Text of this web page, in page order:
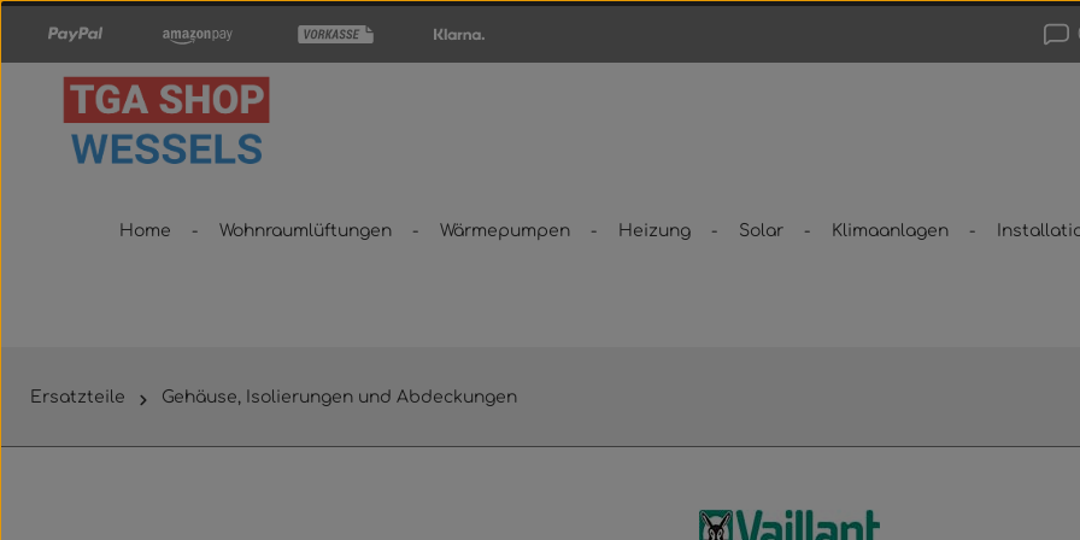
Hauptinhalt springen
Zur Hauptnavigation springen
Home Wohnraumlüftungen Wärmepumpen Heizung Solar Klimaanlagen
Ersatzteile Gehäuse, Isolierungen und Abdeckungen